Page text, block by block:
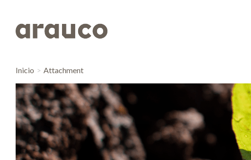
Inicio Attachment